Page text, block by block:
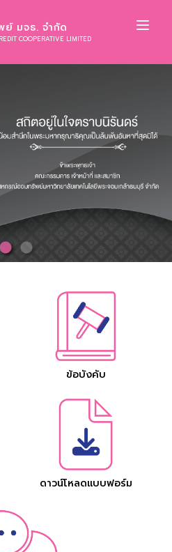
มจธ. จำกัด
COOPERATIVE LIMITED
ข้อบังคับ
ดาวน์โหลดแบบฟอร์ม